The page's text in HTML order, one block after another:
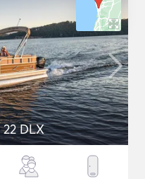
DLX